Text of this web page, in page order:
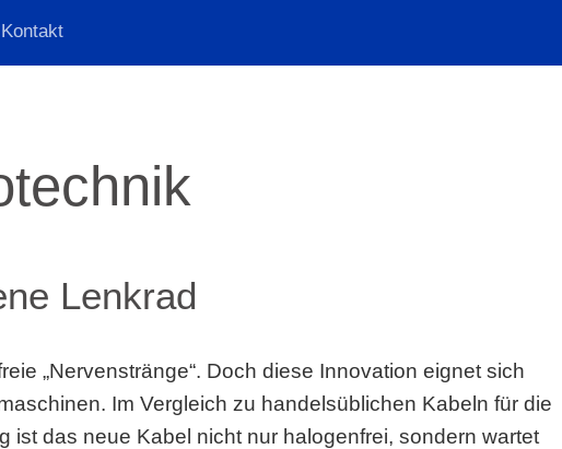
Kontakt
Lenkrad
„Nervenstränge“. Doch diese Innovation eignet sich
Im Vergleich zu handelsüblichen Kabeln für die
ist das neue Kabel nicht nur halogenfrei, sondern wartet